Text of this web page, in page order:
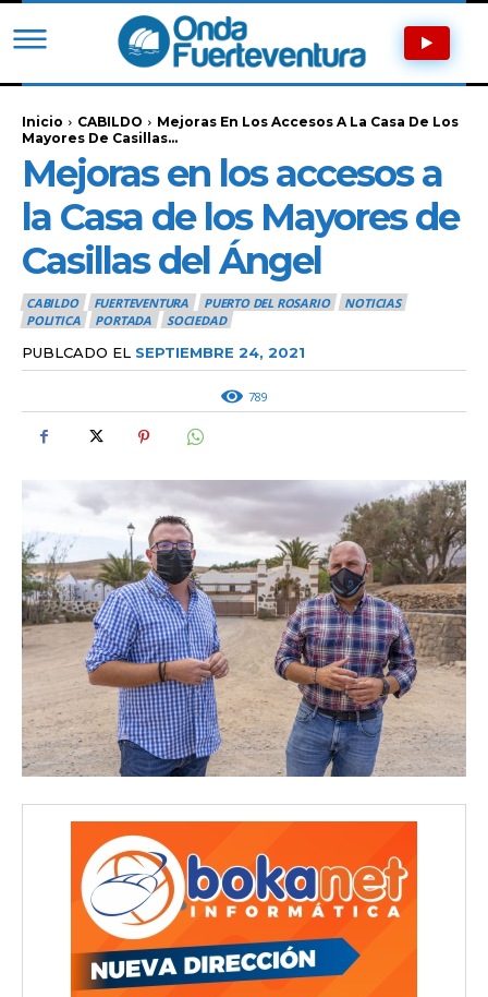
Inicio CABILDO
Mejoras En Los Accesos A La Casa De Los
Mayores De Casillas...
Mejoras en los accesos a
la Casa de los Mayores de
Casillas del Ángel
CABILDO FUERTEVENTURA PUERTO DEL ROSARIO
NOTICIAS
POLITICA
PORTADA SOCIEDAD
PUBLCADO EL SEPTIEMBRE 24, 2021
789